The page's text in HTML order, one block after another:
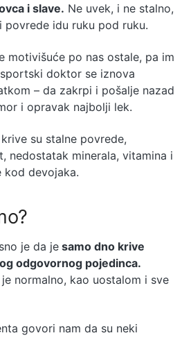
i slave. Ne uvek, i ne stalno,
idu ruku pod ruku.
motivišuće po nas ostale, pa im
doktor se iznova
– da zakrpi i pošalje nazad
i opravak najbolji lek.
su stalne povrede,
nedostatak minerala, vitamina i
kod devojaka.
je da je samo dno krive
odgovornog pojedinca.
normalno, kao uostalom i sve
govori nam da su neki